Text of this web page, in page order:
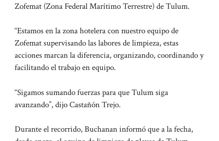
Zofemat (Zona Federal Marítimo Terrestre) de Tulum.
“Estamos en la zona hotelera con nuestro equipo de
Zofemat supervisando las labores de limpieza, estas
acciones marcan la diferencia, organizando, coordinando y
facilitando el trabajo en equipo.
“Sigamos sumando fuerzas para que Tulum siga
avanzando”, dijo Castañón Trejo.
Durante el recorrido, Buchanan informó que a la fecha,